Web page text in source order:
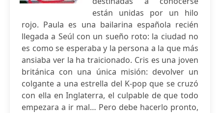
están unidas por un hilo
rojo. Paula es una bailarina española recién
llegada a Seúl con un sueño roto: la ciudad no
es como se esperaba y la persona a la que más
ansiaba ver la ha traicionado. Cris es una joven
británica con una única misión: devolver un
colgante a una estrella del K-pop que se cruzó
con ella en Inglaterra, el culpable de que todo
empezara a ir mal… Pero debe hacerlo pronto,